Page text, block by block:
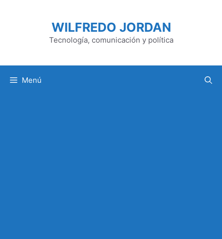
WILFREDO JORDAN
Tecnología, comunicación y política
Menú